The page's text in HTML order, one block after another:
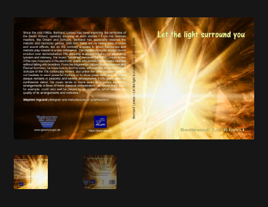
Boutique
Médiathèque
Artistes
Playlist
En savoir +
Mon Compte